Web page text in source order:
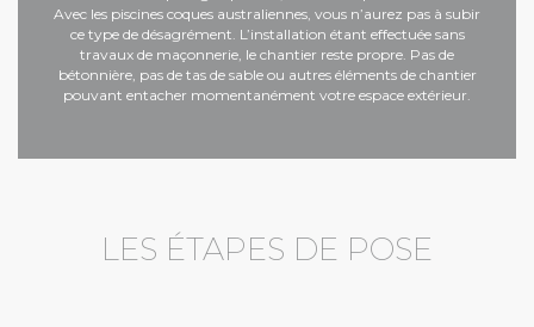
Avec les piscines coques australiennes, vous n’aurez pas à subir
ce type de désagrément. L’installation étant effectuée sans
travaux de maçonnerie, le chantier reste propre. Pas de
bétonnière, pas de tas de sable ou autres éléments de chantier
pouvant entacher momentanément votre espace extérieur.
LES ÉTAPES DE POSE